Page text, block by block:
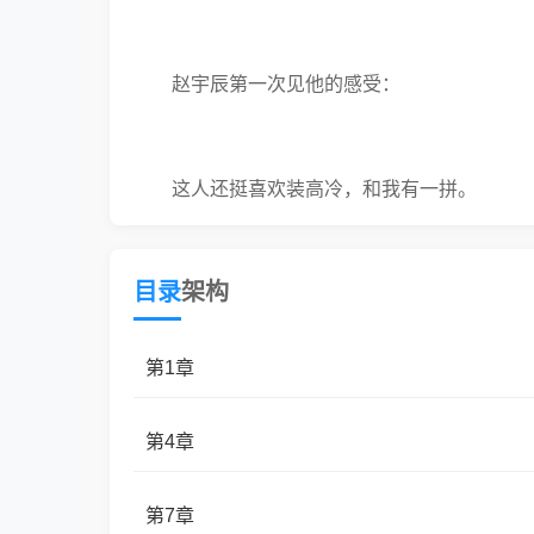
赵宇辰第一次见他的感受：
这人还挺喜欢装高冷，和我有一拼。
第二次感受：
第三次感受：
目录架构
第1章
第4章
第7章